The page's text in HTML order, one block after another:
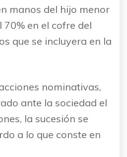
manos del hijo menor
en el cofre del
que se incluyera en la
nominativas,
ante la sociedad el
la sucesión se
a lo que conste en